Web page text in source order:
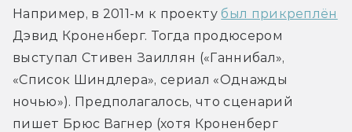
Например, в 2011-м к проекту был прикреплён
Дэвид Кроненберг. Тогда продюсером
выступал Стивен Заиллян («Ганнибал»,
«Список Шиндлера», сериал «Однажды
ночью»). Предполагалось, что сценарий
пишет Брюс Вагнер (хотя Кроненберг